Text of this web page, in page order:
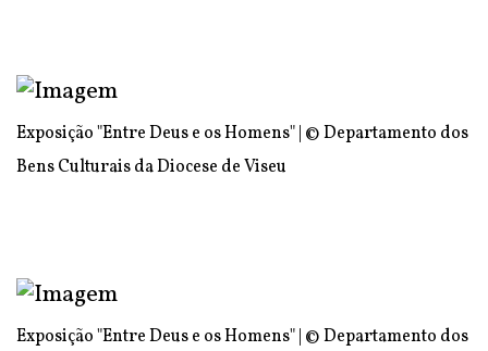
Exposição "Entre Deus e os Homens" | © Departamento dos
Bens Culturais da Diocese de Viseu
Exposição "Entre Deus e os Homens" | © Departamento dos